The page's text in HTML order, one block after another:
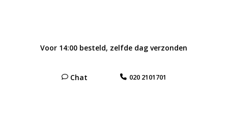
Voor 14:00 besteld, zelfde dag verzonden
Chat 020 2101701